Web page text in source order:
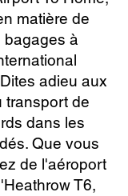
matière de
bagages à
adieu aux
transport de
dans les
Que vous
de l'aéroport
T6,